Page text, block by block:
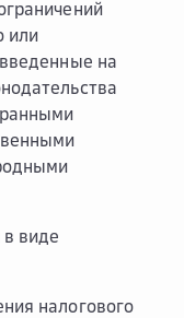
или
на
виде
налогового